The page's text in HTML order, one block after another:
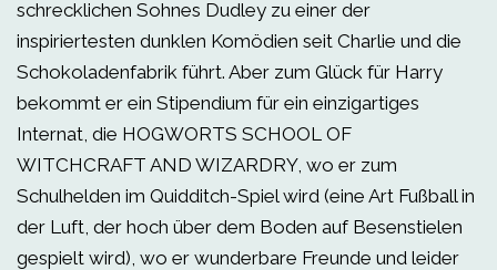
schrecklichen Sohnes Dudley zu einer der
inspiriertesten dunklen Komödien seit Charlie und die
Schokoladenfabrik führt. Aber zum Glück für Harry
bekommt er ein Stipendium für ein einzigartiges
Internat, die HOGWORTS SCHOOL OF
WITCHCRAFT AND WIZARDRY, wo er zum
Schulhelden im Quidditch-Spiel wird (eine Art Fußball in
der Luft, der hoch über dem Boden auf Besenstielen
gespielt wird), wo er wunderbare Freunde und leider